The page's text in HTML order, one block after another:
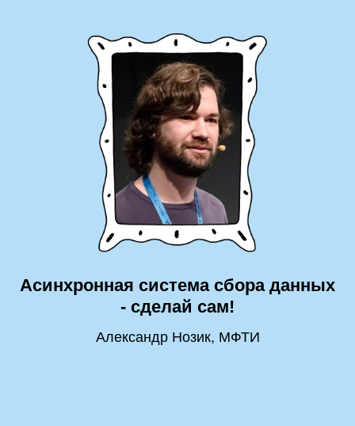
Асинхронная система сбора данных
- сделай сам!
Александр Нозик, МФТИ